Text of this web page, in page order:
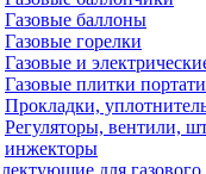
Газовые баллоны
Газовые горелки
Газовые и
Газовые плитки
Прокладки,
Регуляторы, вентили,
инжекторы
для газового